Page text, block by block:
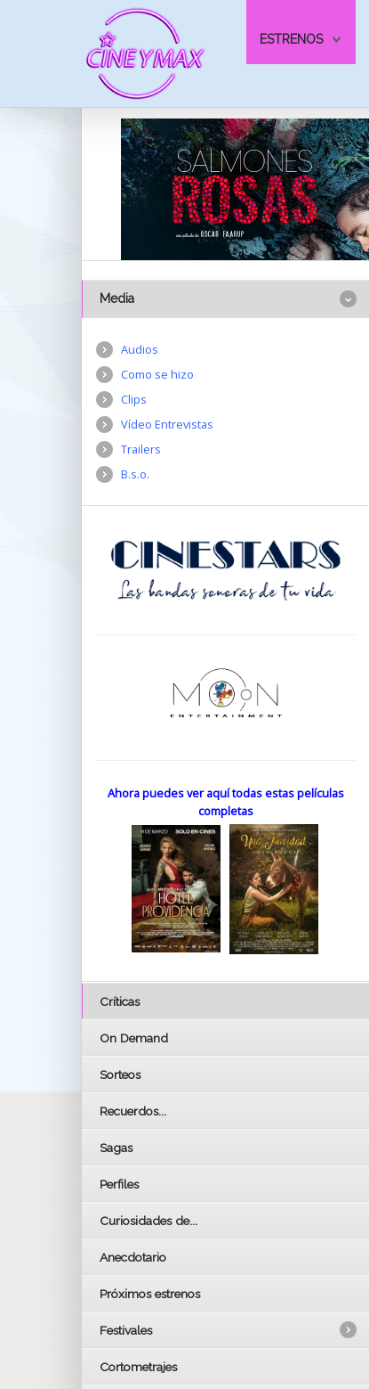
ESTRENOS
Media
Audios
Como se hizo
Clips
Vídeo Entrevistas
Trailers
B.s.o.
Ahora puedes ver aquí todas estas películas
completas
Críticas
On Demand
Sorteos
Recuerdos...
Sagas
Perfiles
Curiosidades de...
Anecdotario
Próximos estrenos
Festivales
LOS OSCARS
Cortometrajes